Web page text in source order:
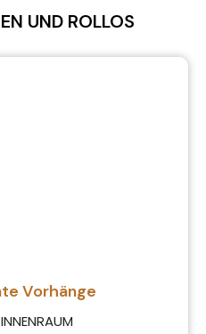
UND ROLLOS
Vorhänge